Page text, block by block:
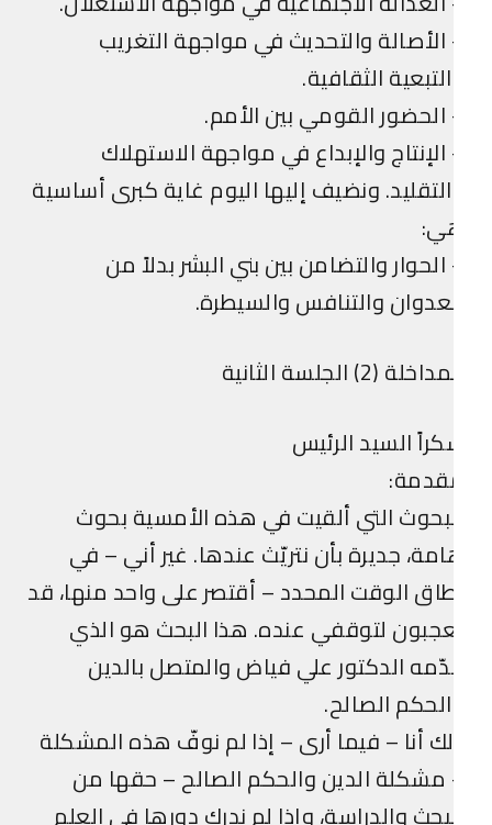
والتحديث في مواجهة التغريب
الثقافية.
القومي بين الأمم.
والإبداع في مواجهة الاستهلاك
ونضيف إليها اليوم غاية كبرى أساسية
والتضامن بين بني البشر بدلاً من
والتنافس والسيطرة.
(2) الجلسة الثانية
السيد الرئيس
التي ألقيت في هذه الأمسية بحوث
جديرة بأن نتريّث عندها. غير أني – في
الوقت المحدد – أقتصر على واحد منها، قد
لتوقفي عنده. هذا البحث هو الذي
الدكتور علي فياض والمتصل بالدين
الصالح.
أنا – فيما أرى – إذا لم نوفّ هذه المشكلة
الدين والحكم الصالح – حقها من
والدراسة، وإذا لم ندرك دورها في العلم